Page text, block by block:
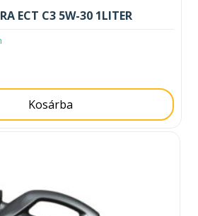
ECT C3 5W-30 1LITER
Kosárba